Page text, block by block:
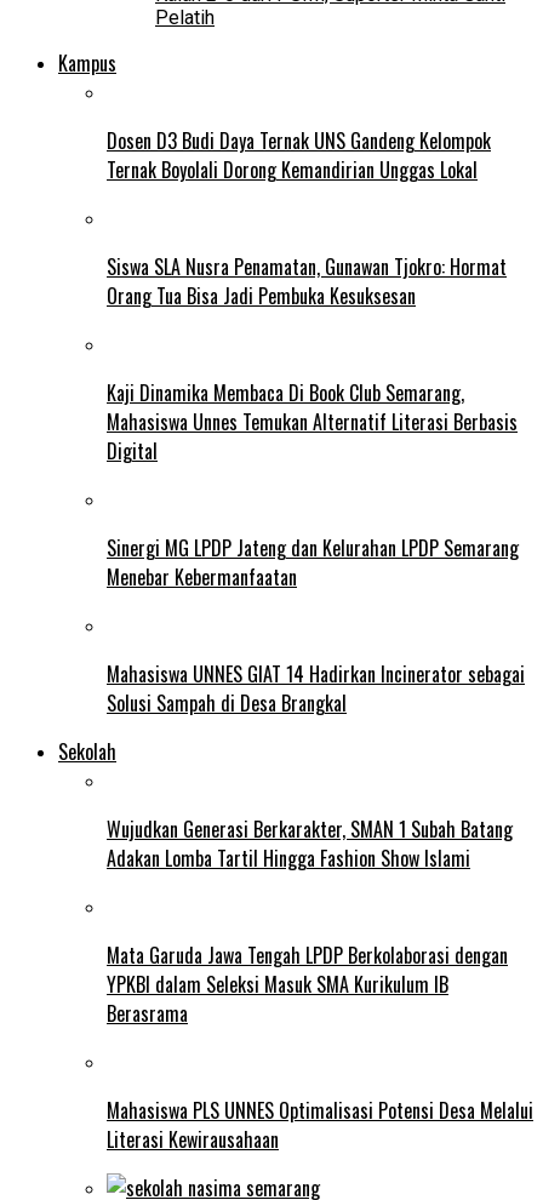
Pelatih
Kampus
Dosen D3 Budi Daya Ternak UNS Gandeng Kelompok
Ternak Boyolali Dorong Kemandirian Unggas Lokal
Siswa SLA Nusra Penamatan, Gunawan Tjokro: Hormat
Orang Tua Bisa Jadi Pembuka Kesuksesan
Kaji Dinamika Membaca Di Book Club Semarang,
Mahasiswa Unnes Temukan Alternatif Literasi Berbasis
Digital
Sinergi MG LPDP Jateng dan Kelurahan LPDP Semarang
Menebar Kebermanfaatan
Mahasiswa UNNES GIAT 14 Hadirkan Incinerator sebagai
Solusi Sampah di Desa Brangkal
Sekolah
Wujudkan Generasi Berkarakter, SMAN 1 Subah Batang
Adakan Lomba Tartil Hingga Fashion Show Islami
Mata Garuda Jawa Tengah LPDP Berkolaborasi dengan
YPKBI dalam Seleksi Masuk SMA Kurikulum IB
Berasrama
Mahasiswa PLS UNNES Optimalisasi Potensi Desa Melalui
Literasi Kewirausahaan